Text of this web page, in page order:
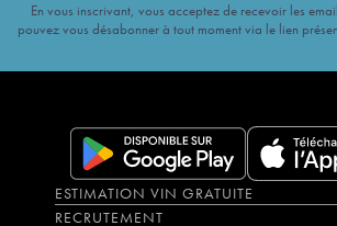
En vous inscrivant, vous acceptez de recevoir les
pouvez vous désabonner à tout moment via le lien
ESTIMATION VIN GRATUITE
RECRUTEMENT